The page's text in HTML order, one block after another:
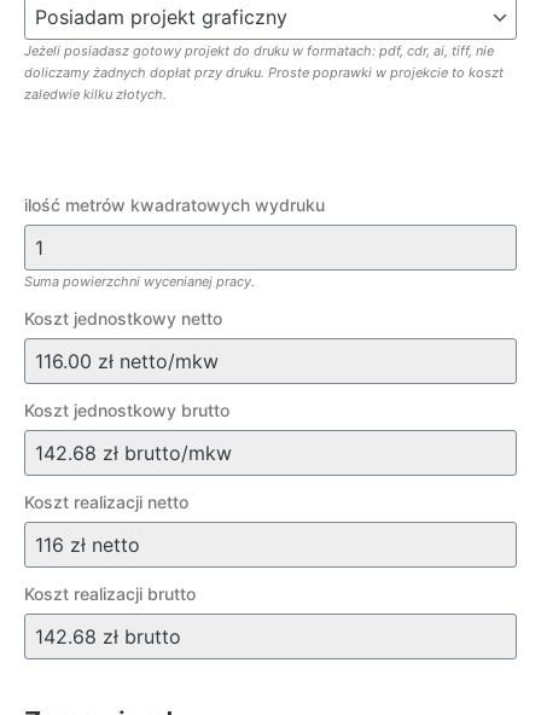
Jeżeli posiadasz gotowy projekt do druku w formatach: pdf, cdr, ai, tiff, nie
doliczamy żadnych dopłat przy druku. Proste poprawki w projekcie to koszt
zaledwie kilku złotych.
ilość metrów kwadratowych wydruku
Suma powierzchni wycenianej pracy.
Koszt jednostkowy netto
Koszt jednostkowy brutto
Koszt realizacji netto
Koszt realizacji brutto